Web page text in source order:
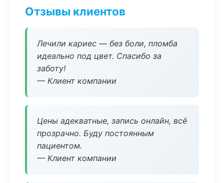
Отзывы клиентов
Лечили кариес — без боли, пломба
идеально под цвет. Спасибо за
заботу!
— Клиент компании
Цены адекватные, запись онлайн, всё
прозрачно. Буду постоянным
пациентом.
— Клиент компании